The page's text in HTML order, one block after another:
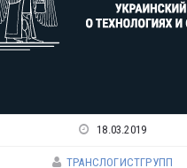
18.03.2019
ТРАНСЛОГИСТГРУПП